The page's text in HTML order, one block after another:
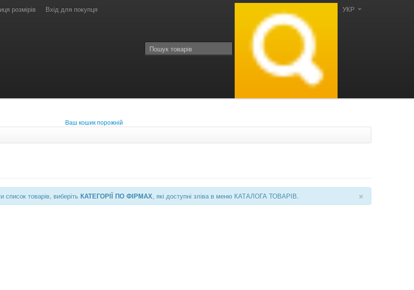
розмірів Вхід для покупця УКР
Ваш кошик порожній
×
список товарів, виберіть КАТЕГОРІЇ ПО ФІРМАХ, які доступні зліва в меню КАТАЛОГА ТОВАРІВ.